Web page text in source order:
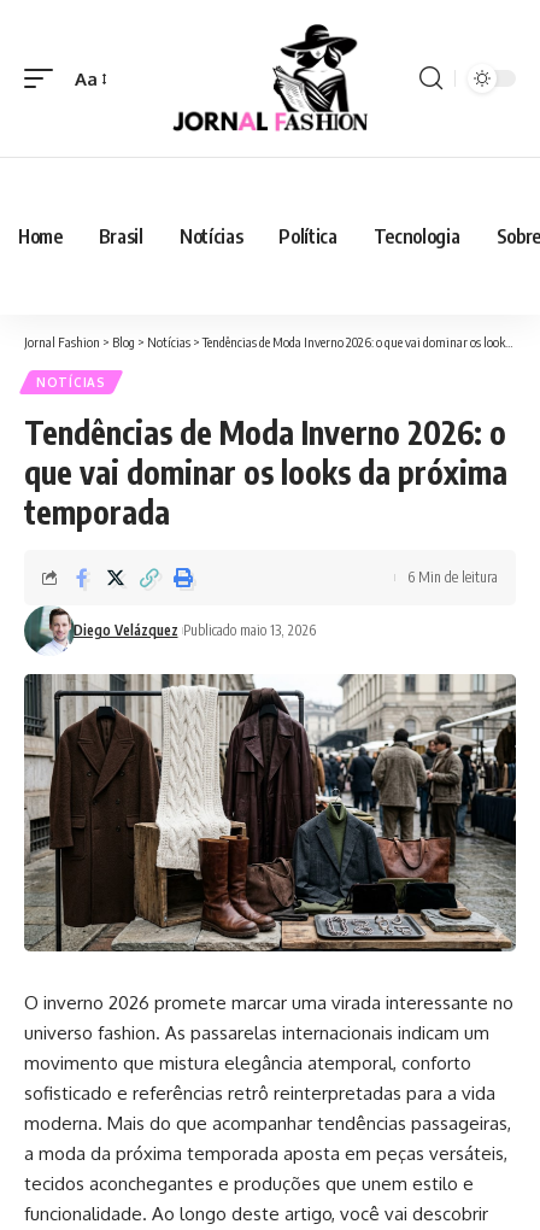
Aa
Home Brasil Notícias Política Tecnologia
Jornal Fashion > Blog > Notícias >Tendências de Moda Inverno 2026: o que vai dominar os looks da próxima temporada
NOTÍCIAS
Tendências de Moda Inverno 2026: o
que vai dominar os looks da próxima
temporada
Diego Velázquez Publicado maio 13, 2026
6 Min de leitura
O inverno 2026 promete marcar uma virada interessante no
universo fashion. As passarelas internacionais indicam um
movimento que mistura elegância atemporal, conforto
sofisticado e referências retrô reinterpretadas para a vida
moderna. Mais do que acompanhar tendências passageiras,
a moda da próxima temporada aposta em peças versáteis,
tecidos aconchegantes e produções que unem estilo e
funcionalidade. Ao longo deste artigo, você vai descobrir